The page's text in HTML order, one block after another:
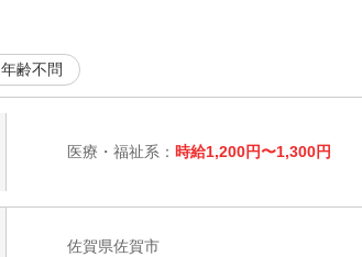
年齢不問
医療・福祉系： 時給1,200円〜1,300円
佐賀県佐賀市